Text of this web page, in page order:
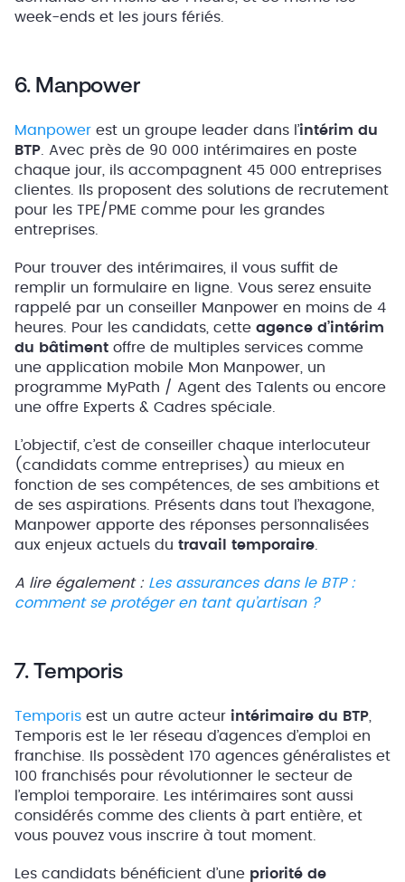
week-ends et les jours fériés.
6. Manpower
Manpower est un groupe leader dans l’intérim du
BTP . Avec près de 90 000 intérimaires en poste
chaque jour, ils accompagnent 45 000 entreprises
clientes. Ils proposent des solutions de recrutement
pour les TPE/PME comme pour les grandes
entreprises.
Pour trouver des intérimaires, il vous suffit de
remplir un formulaire en ligne. Vous serez ensuite
rappelé par un conseiller Manpower en moins de 4
heures. Pour les candidats, cette agence d’intérim
du bâtiment offre de multiples services comme
une application mobile Mon Manpower, un
programme MyPath / Agent des Talents ou encore
une offre Experts & Cadres spéciale.
L’objectif, c’est de conseiller chaque interlocuteur
(candidats comme entreprises) au mieux en
fonction de ses compétences, de ses ambitions et
de ses aspirations. Présents dans tout l’hexagone,
Manpower apporte des réponses personnalisées
aux enjeux actuels du travail temporaire
A lire également : Les assurances dans le BTP :
comment se protéger en tant qu’artisan ?
7. Temporis
Temporis est un autre acteur intérimaire du BTP
Temporis est le 1er réseau d’agences d’emploi en
franchise. Ils possèdent 170 agences généralistes et
100 franchisés pour révolutionner le secteur de
l’emploi temporaire. Les intérimaires sont aussi
considérés comme des clients à part entière, et
vous pouvez vous inscrire à tout moment.
Les candidats bénéficient d’une priorité de